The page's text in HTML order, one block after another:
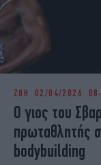
ΖΩΗ 02/04/2026
Ο γιος του
πρωταθλητής
bodybuilding